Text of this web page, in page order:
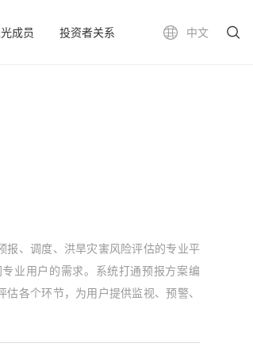
中文
成员 投资者关系
报、调度、洪旱灾害风险评估的专业平
业用户的需求。系统打通预报方案编
各个环节，为用户提供监视、预警、